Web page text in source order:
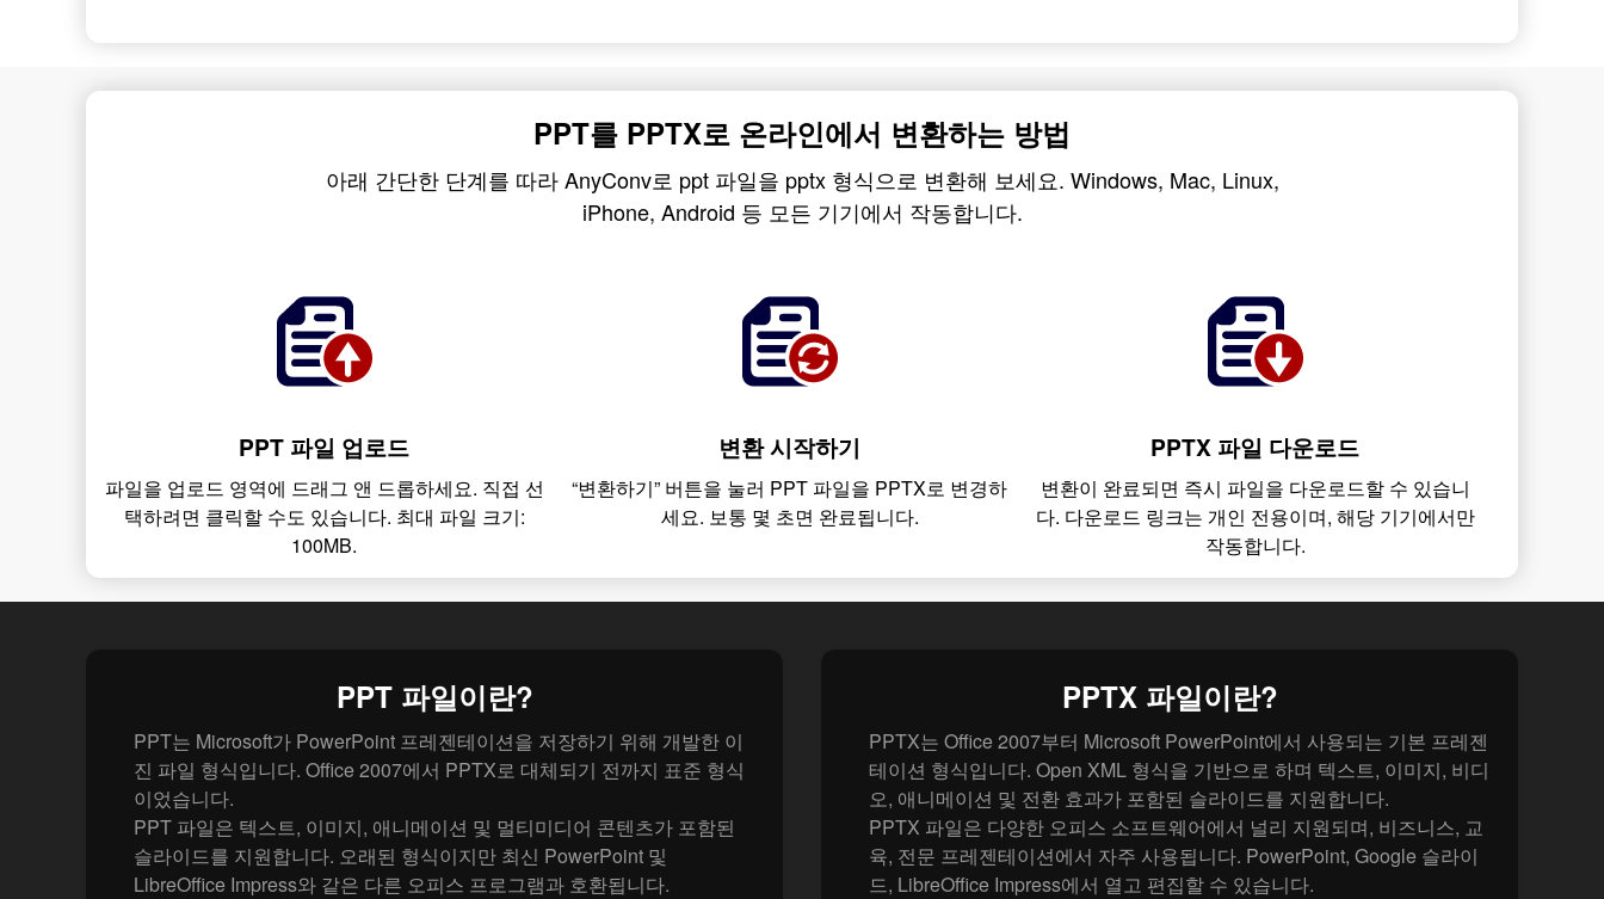
PPT를 PPTX로 온라인에서 변환하는 방법
아래 간단한 단계를 따라 AnyConv로 ppt 파일을 pptx 형식으로 변환해 보세요. Windows, Mac, Linux,
iPhone, Android 등 모든 기기에서 작동합니다.
PPT 파일 업로드
파일을 업로드 영역에 드래그 앤 드롭하세요. 직접 선
택하려면 클릭할 수도 있습니다. 최대 파일 크기:
100MB.
변환 시작하기
“변환하기” 버튼을 눌러 PPT 파일을 PPTX로 변경하
세요. 보통 몇 초면 완료됩니다.
PPTX 파일 다운로드
변환이 완료되면 즉시 파일을 다운로드할 수 있습니
다. 다운로드 링크는 개인 전용이며, 해당 기기에서만
작동합니다.
PPT 파일이란?
PPT는 Microsoft가 PowerPoint 프레젠테이션을 저장하기 위해 개발한 이
진 파일 형식입니다. Office 2007에서 PPTX로 대체되기 전까지 표준 형식
이었습니다.
PPT 파일은 텍스트, 이미지, 애니메이션 및 멀티미디어 콘텐츠가 포함된
슬라이드를 지원합니다. 오래된 형식이지만 최신 PowerPoint 및
LibreOffice Impress와 같은 다른 오피스 프로그램과 호환됩니다.
PPTX 파일이란?
PPTX는 Office 2007부터 Microsoft PowerPoint에서 사용되는 기본 프레젠
테이션 형식입니다. Open XML 형식을 기반으로 하며 텍스트, 이미지, 비디
오, 애니메이션 및 전환 효과가 포함된 슬라이드를 지원합니다.
PPTX 파일은 다양한 오피스 소프트웨어에서 널리 지원되며, 비즈니스, 교
육, 전문 프레젠테이션에서 자주 사용됩니다. PowerPoint, Google 슬라이
드, LibreOffice Impress에서 열고 편집할 수 있습니다.